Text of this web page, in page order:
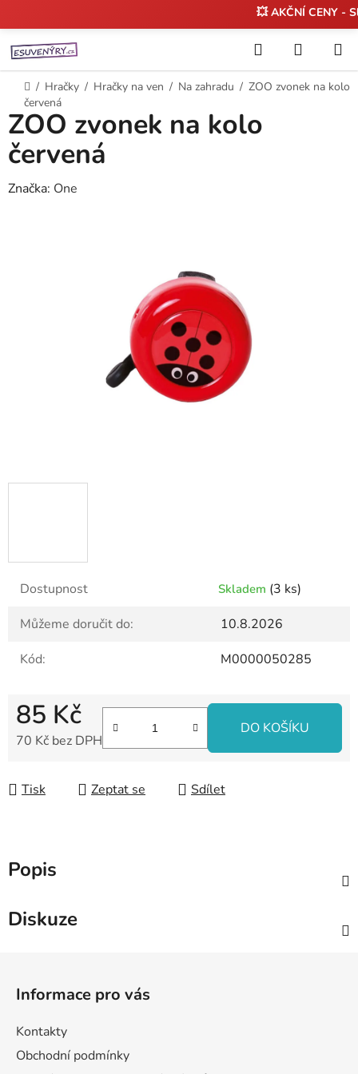
na
obsah
💥 AKČNÍ CENY -
Hledat
KOŠÍK
Domů
/ Hračky / Hračky na ven / Na zahradu / ZOO zvonek na kolo
červená
Dostupnost Skladem (3 ks)
Můžeme doručit do:
10.8.2026
Kód:
M0000050285
85 Kč
70 Kč bez DPH
DO KOŠÍKU
Tisk Zeptat se Sdílet
ZOO zvonek na kolo
červená
Značka: One
Popis
Diskuze
Informace pro vás
Kontakty
Obchodní podmínky